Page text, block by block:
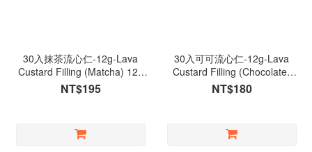
30入抹茶流心仁-12g-Lava
Custard Filling (Matcha) 12g
(30pc)
NT$195
30入可可流心仁-12g-Lava
Custard Filling (Chocolate)
12g (30pc)
NT$180